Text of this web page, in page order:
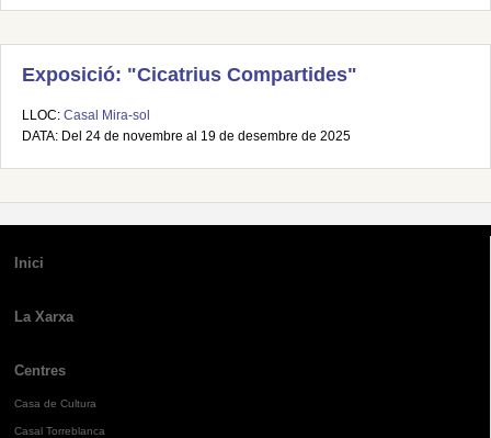
Exposició: "Cicatrius Compartides"
LLOC: Casal Mira-sol
DATA: Del 24 de novembre al 19 de desembre de 2025
Inici
La Xarxa
Centres
Casa de Cultura
Casal Torreblanca